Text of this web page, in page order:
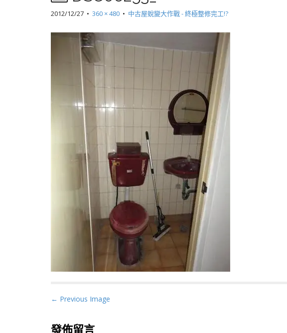
2012/12/27 • 360 × 480 • 中古屋蛻變大作戰 - 終極整修完工!?
P
s
← Previous Image
發佈留言